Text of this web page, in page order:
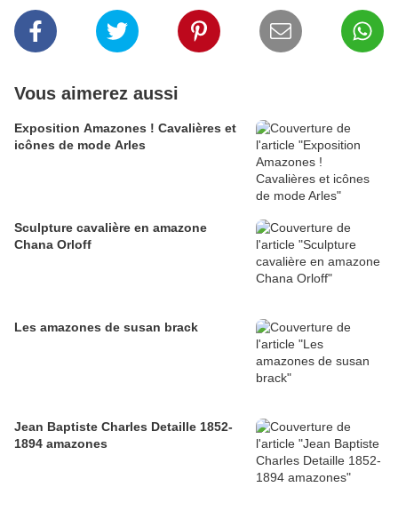
Vous aimerez aussi
Exposition Amazones ! Cavalières et
icônes de mode Arles
Sculpture cavalière en amazone
Chana Orloff
Les amazones de susan brack
Jean Baptiste Charles Detaille 1852-
1894 amazones